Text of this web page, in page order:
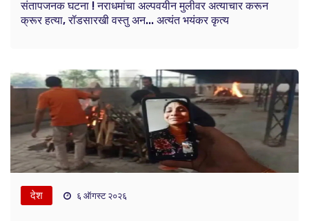
संतापजनक घटना ! नराधमांचा अल्पवयीन मुलीवर अत्याचार करून
क्रूर हत्या, रॉडसारखी वस्तु अन... अत्यंत भयंकर कृत्य
देश ६ ऑगस्ट २०२६